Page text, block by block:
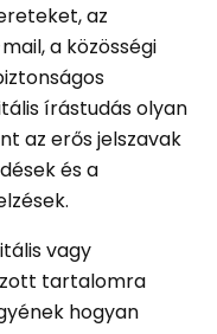
az
a közösségi
írástudás olyan
az erős jelszavak
és a
vagy
tartalomra
hogyan